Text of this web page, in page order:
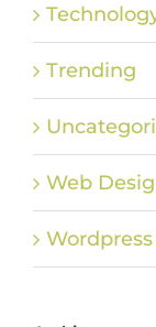
Trending
Web
Wordpress